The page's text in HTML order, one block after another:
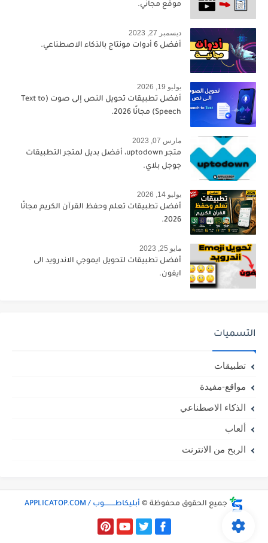
موقع مجاني.
ديسمبر 27, 2023
أفضل 6 أدوات مونتاج بالذكاء الاصطناعي.
يوليو 19, 2026
أفضل تطبيقات تحويل النص إلى صوت (Text to
Speech) مجانًا 2026.
مارس 07, 2023
متجر uptodown، أفضل بديل لمتجر التطبيقات
جوجل بلاي.
يوليو 14, 2026
أفضل تطبيقات تعلم وحفظ القرآن الكريم مجانًا
2026.
مايو 25, 2023
أفضل تطبيقات لتحويل ايموجي الاندرويد الى
ايفون.
التسميات
تطبيقات
مواقع-مفيدة
الذكاء الاصطناعي
ألعاب
الربح من الانترنت
جميع الحقوق محفوظة © أبليكاطـــــــــوب / APPLICATOP.COM